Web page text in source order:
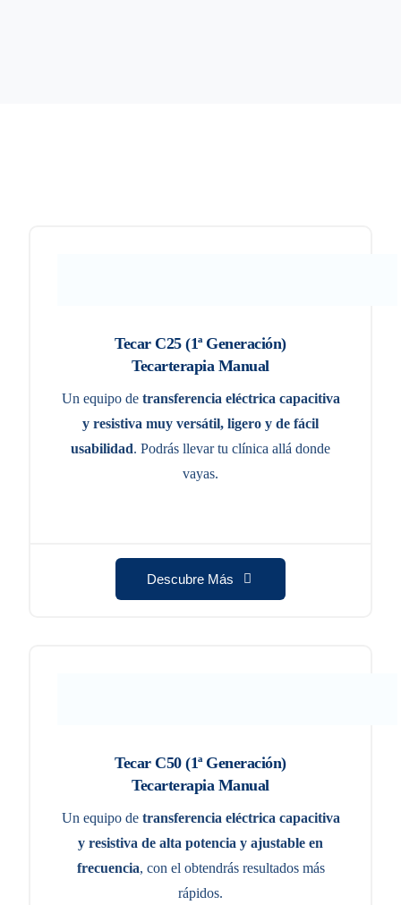
Tecar C25 (1ª Generación)
Tecarterapia Manual
Un equipo de transferencia eléctrica capacitiva
y resistiva muy versátil, ligero y de fácil
usabilidad. Podrás llevar tu clínica allá donde
vayas.
Descubre Más
Tecar C50 (1ª Generación)
Tecarterapia Manual
Un equipo de transferencia eléctrica capacitiva
y resistiva de alta potencia y ajustable en
frecuencia, con el obtendrás resultados más
rápidos.